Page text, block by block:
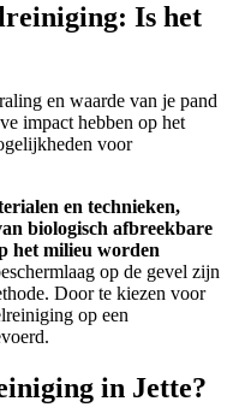
Is het
en waarde van je pand
impact hebben op het
voor
en technieken,
biologisch afbreekbare
het milieu worden
op de gevel zijn
Door te kiezen voor
op een
in Jette?